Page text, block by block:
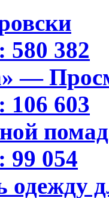
580 382
—
106 603
99 054
одежду